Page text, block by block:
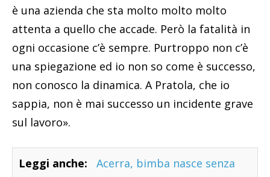
è una azienda che sta molto molto molto
attenta a quello che accade. Però la fatalità in
ogni occasione c’è sempre. Purtroppo non c’è
una spiegazione ed io non so come è successo,
non conosco la dinamica. A Pratola, che io
sappia, non è mai successo un incidente grave
sul lavoro».
Leggi anche:
Acerra, bimba nasce senza